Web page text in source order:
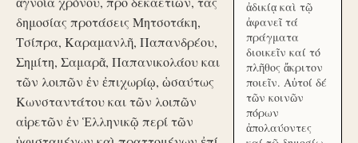
δημοσίας προτάσεις Μητσοτάκη,
Τσίπρα, Καραμανλῆ, Παπανδρέου,
Σημίτη, Σαμαρᾶ, Παπανικολάου και
τῶν λοιπῶν ἐν ἐπιχωρίῳ, ὡσαύτως
Κωνσταντάτου και τῶν λοιπῶν
αἱρετῶν ἐν Ἑλληνικῷ περί τῶν
ἀδικίᾳ καὶ τῷ
ἀφανεῖ τά
πράγματα
διοικεῖν καί τό
πλῆθος ἄκριτον
ποιεῖν. Αὐτοί δέ
τῶν κοινῶν
πόρων
ἀπολαύοντες